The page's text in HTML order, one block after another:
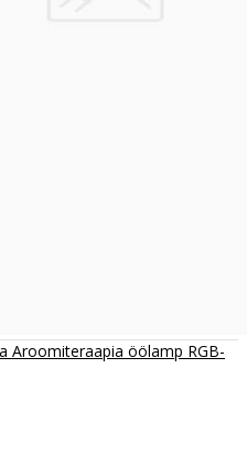
Aroomiteraapia öölamp RGB-